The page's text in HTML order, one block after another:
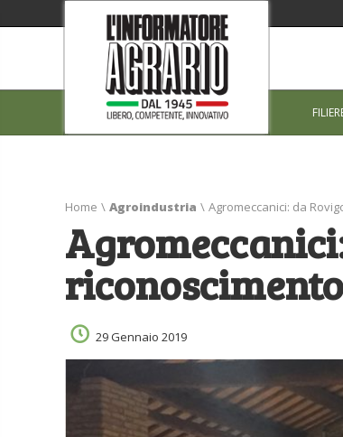
Home \ Agroindustria \ Agromeccanici: da
29 Gennaio 2019